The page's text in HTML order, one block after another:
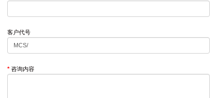
客户代号
咨询内容